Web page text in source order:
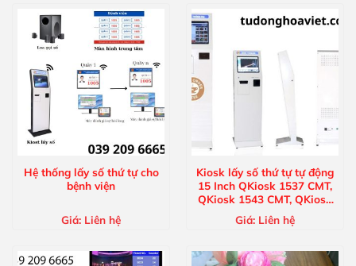
Hệ thống lấy số thứ tự cho
bệnh viện
Giá: Liên hệ
Kiosk lấy số thứ tự tự động
15 Inch QKiosk 1537 CMT,
QKiosk 1543 CMT, QKiosk
1583 CMT
Giá: Liên hệ